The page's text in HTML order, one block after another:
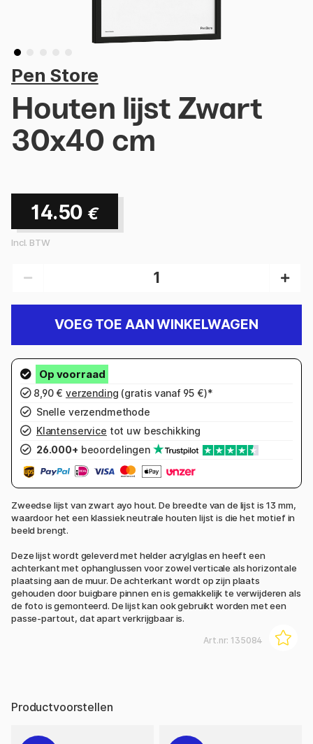
Pen Store
Houten lijst Zwart
30x40 cm
14.50 €
Incl. BTW
VOEG TOE AAN WINKELWAGEN
8,90 € verzending (gratis vanaf 95 €)*
Snelle verzendmethode
Klantenservice tot uw beschikking
26.000+ beoordelingen
Zweedse lijst van zwart ayo hout. De breedte van de lijst is 13 mm,
waardoor het een klassiek neutrale houten lijst is die het motief in
beeld brengt.
Deze lijst wordt geleverd met helder acrylglas en heeft een
achterkant met ophanglussen voor zowel verticale als horizontale
plaatsing aan de muur. De achterkant wordt op zijn plaats
gehouden door buigbare pinnen en is gemakkelijk te verwijderen als
de foto is gemonteerd. De lijst kan ook gebruikt worden met een
passe-partout, dat apart verkrijgbaar is.
Art.nr: 135084
Productvoorstellen